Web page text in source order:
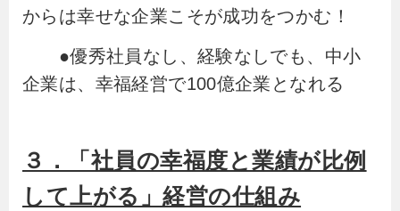
からは幸せな企業こそが成功をつかむ！
●優秀社員なし、経験なしでも、中小
企業は、幸福経営で100億企業となれる
３．「社員の幸福度と業績が比例
して上がる」経営の仕組み